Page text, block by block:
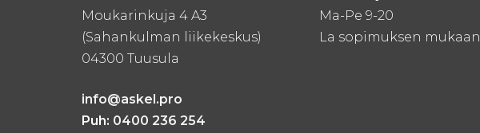
Moukarinkuja 4 A3
(Sahankulman liikekeskus)
04300 Tuusula
info@askel.pro
Puh: 0400 236 254
Ma-Pe 9-20
La sopimuksen mukaan